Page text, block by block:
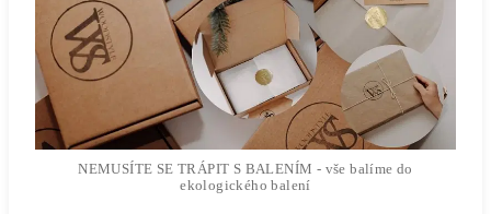
NEMUSÍTE SE TRÁPIT S BALENÍM - vše balíme do
ekologického balení